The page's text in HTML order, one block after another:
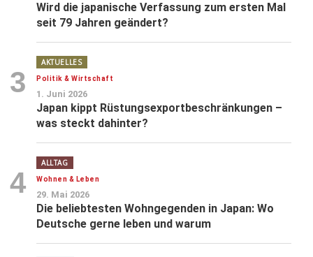
Wird die japanische Verfassung zum ersten Mal
seit 79 Jahren geändert?
3
AKTUELLES
Politik & Wirtschaft
1. Juni 2026
Japan kippt Rüstungsexportbeschränkungen –
was steckt dahinter?
4
ALLTAG
Wohnen & Leben
29. Mai 2026
Die beliebtesten Wohngegenden in Japan: Wo
Deutsche gerne leben und warum